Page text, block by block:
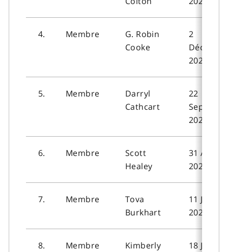
4. Membre
G. Robin
Cooke
2
2021
5. Membre
Darryl
Cathcart
22
2023
6. Membre
Scott
Healey
31 Août
2023
7. Membre
Tova
Burkhart
11 Janvier
2024
8. Membre
Kimberly
18 Janvier